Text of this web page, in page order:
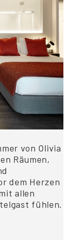
von Olivia
Räumen,
dem Herzen
allen
fühlen.